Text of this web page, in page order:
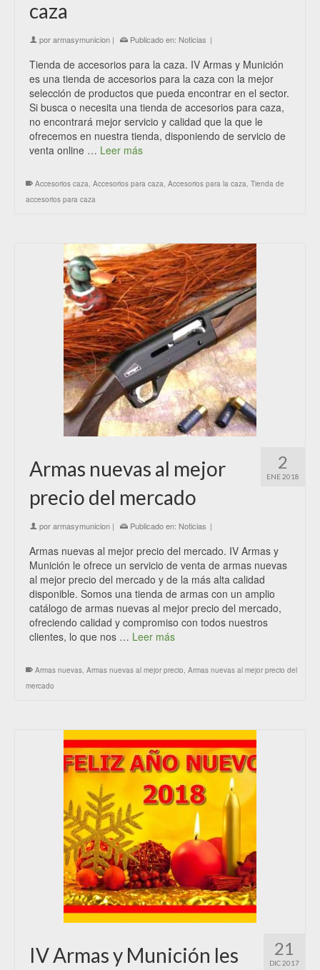
caza
porarmasymunicion | Publicado en: Noticias |
Tienda de accesorios para la caza. IV Armas y Munición
es una tienda de accesorios para la caza con la mejor
selección de productos que pueda encontrar en el sector.
Si busca o necesita una tienda de accesorios para caza,
no encontrará mejor servicio y calidad que la que le
ofrecemos en nuestra tienda, disponiendo de servicio de
venta online … Leer más
Accesorios caza, Accesorios para caza, Accesorios para la caza, Tienda de
accesorios para caza
2
ENE 2018
Armas nuevas al mejor
precio del mercado
porarmasymunicion | Publicado en: Noticias |
Armas nuevas al mejor precio del mercado. IV Armas y
Munición le ofrece un servicio de venta de armas nuevas
al mejor precio del mercado y de la más alta calidad
disponible. Somos una tienda de armas con un amplio
catálogo de armas nuevas al mejor precio del mercado,
ofreciendo calidad y compromiso con todos nuestros
clientes, lo que nos … Leer más
Armas nuevas, Armas nuevas al mejor precio, Armas nuevas al mejor precio del
mercado
21
DIC 2017
IV Armas y Munición les